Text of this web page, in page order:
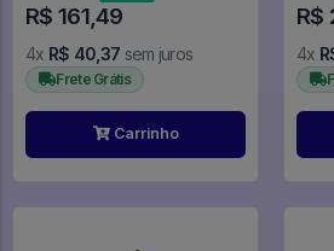
R$ 161,49
4x R$ 40,37 sem juros
Frete Grátis
Carrinho
R$
4x